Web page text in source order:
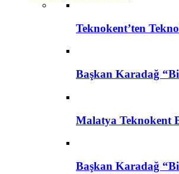
Teknokent’ten
Başkan Karadağ
Malatya Teknokent
Başkan Karadağ